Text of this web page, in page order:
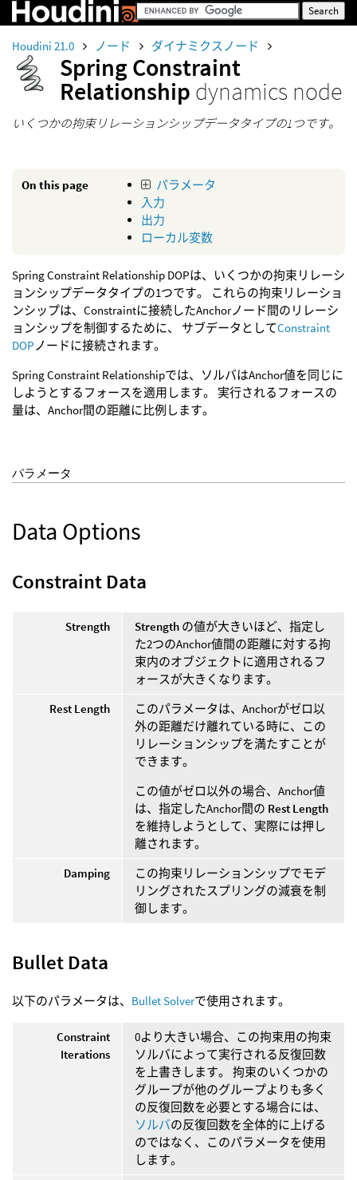
Houdini 21.0 ノード ダイナミクスノード
Spring Constraint
Relationship dynamics node
いくつかの拘束リレーションシップデータタイプの1つです。
On this page
パラメータ
入力
出力
ローカル変数
Spring Constraint Relationship DOPは、いくつかの拘束リレーシ
ョンシップデータタイプの1つです。 これらの拘束リレーショ
ンシップは、Constraintに接続したAnchorノード間のリレーシ
ョンシップを制御するために、 サブデータとしてConstraint
DOPノードに接続されます。
Spring Constraint Relationshipでは、ソルバはAnchor値を同じに
しようとするフォースを適用します。 実行されるフォースの
量は、Anchor間の距離に比例します。
パラメータ
Data Options
Constraint Data
Strength Strength の値が大きいほど、指定し
た2つのAnchor値間の距離に対する拘
束内のオブジェクトに適用されるフ
ォースが大きくなります。
Rest Length
このパラメータは、Anchorがゼロ以
外の距離だけ離れている時に、この
リレーションシップを満たすことが
できます。
この値がゼロ以外の場合、Anchor値
は、指定したAnchor間の Rest Length
を維持しようとして、実際には押し
離されます。
Damping
この拘束リレーションシップでモデ
リングされたスプリングの減衰を制
御します。
Bullet Data
以下のパラメータは、 Bullet Solverで使用されます。
Constraint
Iterations
0より大きい場合、この拘束用の拘束
ソルバによって実行される反復回数
を上書きします。 拘束のいくつかの
グループが他のグループよりも多く
の反復回数を必要とする場合には、
ソルバの反復回数を全体的に上げる
のではなく、このパラメータを使用
します。